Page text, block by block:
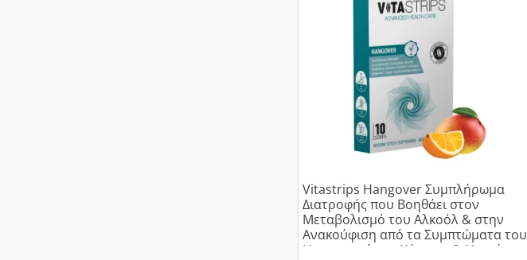
Vitastrips Hangover Συμπλήρωμα
Διατροφής που Βοηθάει στον
Μεταβολισμό του Αλκοόλ & στην
Ανακούφιση από τα Συμπτώματα του
Hangover όπως Kόπωση & Nαυτία,